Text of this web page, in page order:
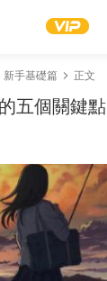
新手基礎篇 正文
五個關鍵點